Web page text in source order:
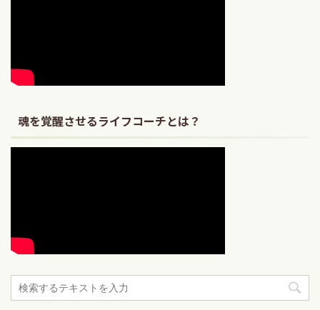
魂を覚醒させるライフコーチとは？